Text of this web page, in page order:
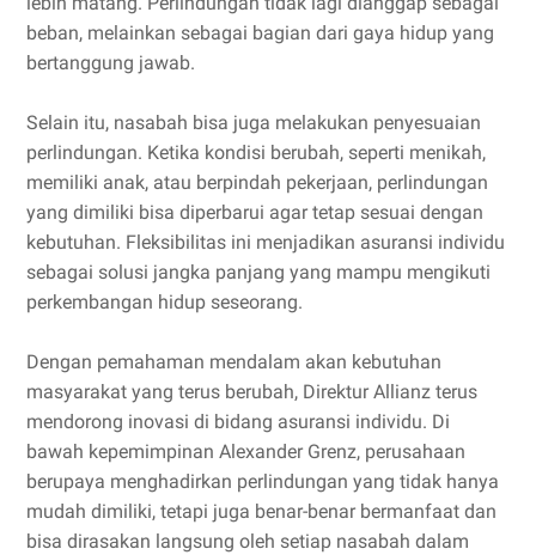
beban, melainkan sebagai bagian dari gaya hidup yang
bertanggung jawab.
Selain itu, nasabah bisa juga melakukan penyesuaian
perlindungan. Ketika kondisi berubah, seperti menikah,
memiliki anak, atau berpindah pekerjaan, perlindungan
yang dimiliki bisa diperbarui agar tetap sesuai dengan
kebutuhan. Fleksibilitas ini menjadikan asuransi individu
sebagai solusi jangka panjang yang mampu mengikuti
perkembangan hidup seseorang.
Dengan pemahaman mendalam akan kebutuhan
masyarakat yang terus berubah, Direktur Allianz terus
mendorong inovasi di bidang asuransi individu. Di
bawah kepemimpinan Alexander Grenz, perusahaan
berupaya menghadirkan perlindungan yang tidak hanya
mudah dimiliki, tetapi juga benar-benar bermanfaat dan
bisa dirasakan langsung oleh setiap nasabah dalam